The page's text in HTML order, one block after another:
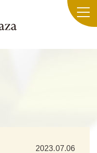
2023.07.06